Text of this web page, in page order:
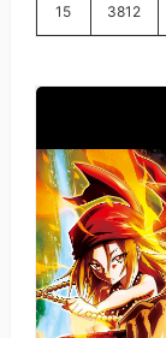
15 3812